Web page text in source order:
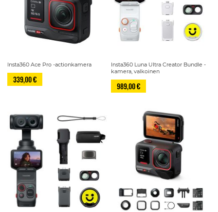
Insta360 Ace Pro -actionkamera
339,00 €
Insta360 Luna Ultra Creator Bundle -
kamera, valkoinen
989,00 €